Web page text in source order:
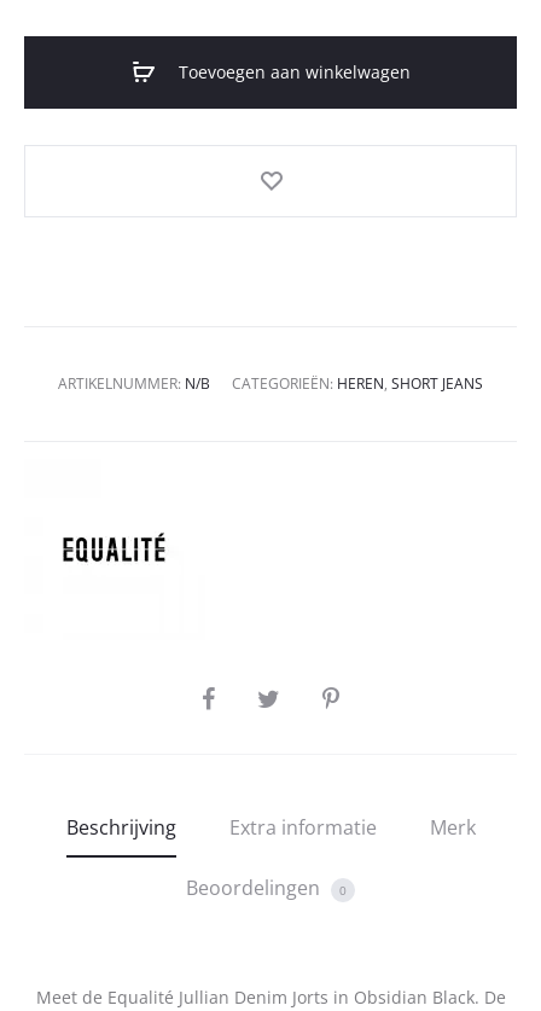
Toevoegen aan winkelwagen
ARTIKELNUMMER: N/B CATEGORIEËN: HEREN, SHORT JEANS
SHARE
Beschrijving Extra informatie Merk
Beoordelingen 0
Meet de Equalité Jullian Denim Jorts in Obsidian Black. De